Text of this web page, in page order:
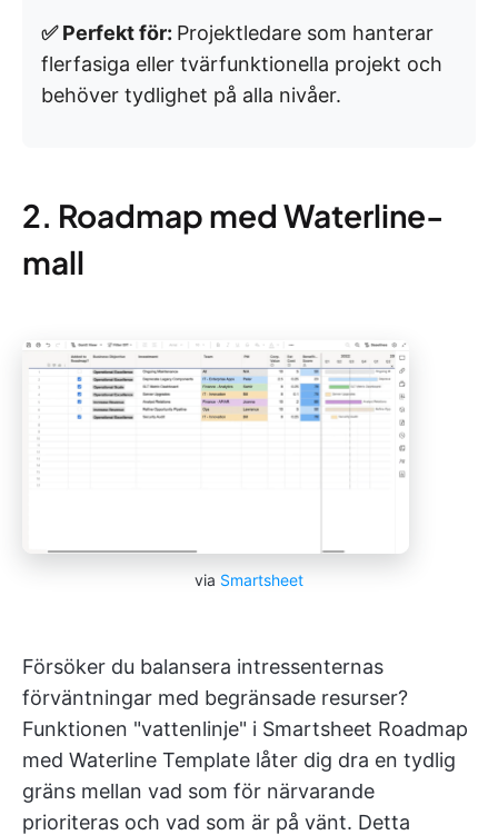
✅ Perfekt för: Projektledare som hanterar
flerfasiga eller tvärfunktionella projekt och
behöver tydlighet på alla nivåer.
2. Roadmap med Waterline-
mall
via Smartsheet
Försöker du balansera intressenternas
förväntningar med begränsade resurser?
Funktionen "vattenlinje" i Smartsheet Roadmap
med Waterline Template låter dig dra en tydlig
gräns mellan vad som för närvarande
prioriteras och vad som är på vänt. Detta